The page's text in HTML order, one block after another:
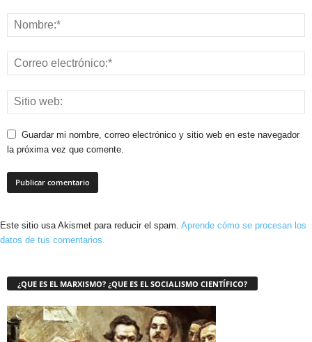
Guardar mi nombre, correo electrónico y sitio web en este navegador
la próxima vez que comente.
Este sitio usa Akismet para reducir el spam. Aprende cómo se procesan los
datos de tus comentarios.
¿QUE ES EL MARXISMO? ¿QUE ES EL SOCIALISMO CIENTÍFICO?